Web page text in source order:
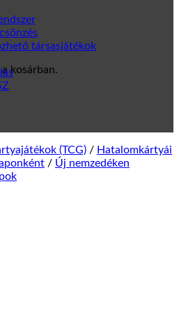
kosárban.
társasjátékok
(TCG) / Hatalomkártyái
/ Új nemzedéken